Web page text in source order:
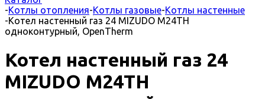
-Котлы отопления-Котлы газовые-Котлы настенные
-Котел настенный газ 24 MIZUDO М24TH
одноконтурный, OpenTherm
Котел настенный газ 24
MIZUDO М24TH